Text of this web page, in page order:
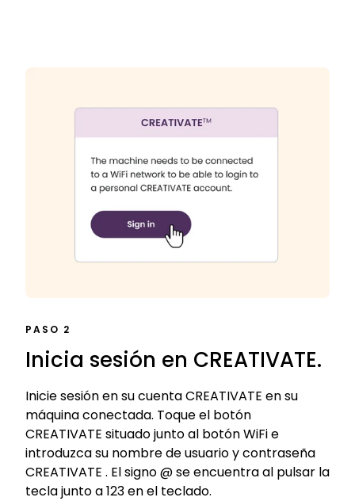
PASO 2
Inicia sesión en CREATIVATE.
Inicie sesión en su cuenta CREATIVATE en su
máquina conectada. Toque el botón
CREATIVATE situado junto al botón WiFi e
introduzca su nombre de usuario y contraseña
CREATIVATE . El signo @ se encuentra al pulsar la
tecla junto a 123 en el teclado.